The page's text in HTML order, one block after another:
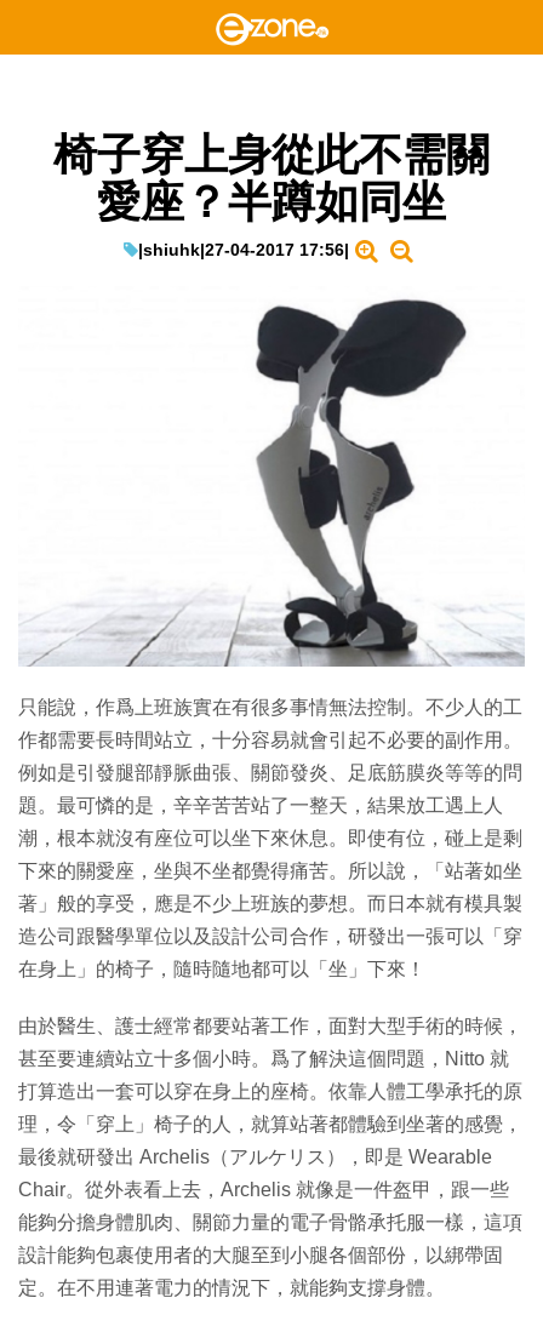
椅子穿上身從此不需關
愛座？半蹲如同坐
|shiuhk|27-04-2017 17:56|
只能說，作爲上班族實在有很多事情無法控制。不少人的工
作都需要長時間站立，十分容易就會引起不必要的副作用。
例如是引發腿部靜脈曲張、關節發炎、足底筋膜炎等等的問
題。最可憐的是，辛辛苦苦站了一整天，結果放工遇上人
潮，根本就沒有座位可以坐下來休息。即使有位，碰上是剩
下來的關愛座，坐與不坐都覺得痛苦。所以說，「站著如坐
著」般的享受，應是不少上班族的夢想。而日本就有模具製
造公司跟醫學單位以及設計公司合作，研發出一張可以「穿
在身上」的椅子，隨時隨地都可以「坐」下來！
由於醫生、護士經常都要站著工作，面對大型手術的時候，
甚至要連續站立十多個小時。爲了解決這個問題，Nitto 就
打算造出一套可以穿在身上的座椅。依靠人體工學承托的原
理，令「穿上」椅子的人，就算站著都體驗到坐著的感覺，
最後就研發出 Archelis（アルケリス），即是 Wearable
Chair。從外表看上去，Archelis 就像是一件盔甲，跟一些
能夠分擔身體肌肉、關節力量的電子骨骼承托服一樣，這項
設計能夠包裹使用者的大腿至到小腿各個部份，以綁帶固
定。在不用連著電力的情況下，就能夠支撐身體。